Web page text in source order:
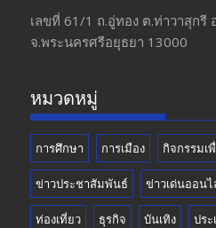
o
o
a
m
u
b
เลขที่ 61/1 ถ.อู่ทอง​ ต.​ท่าวาสุกรี​
จ.พระนครศรีอยุธยา 13000
หมวดหมู่
การศึกษา การเมือง กิจกรรมเ
ข่าวประชาสัมพันธ์ ข่าวเด่นออน
ท่องเที่ยว ธุรกิจ บันเทิง ปร